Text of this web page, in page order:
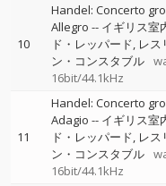
10
Handel: Concerto
Allegro -- イギリス室
ド・レッパード レス
ン・コンスタブル
16bit/44.1kHz
11
Handel: Concerto
Adagio -- イギリス室
ド・レッパード レス
ン・コンスタブル
16bit/44.1kHz